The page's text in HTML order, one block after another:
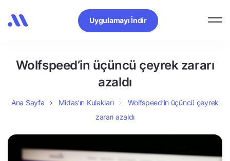
Uygulamayı İndir
Wolfspeed’in üçüncü çeyrek zararı
azaldı
Ana Sayfa Midas’ın Kulakları
Wolfspeed’in üçüncü çeyrek
zararı azaldı